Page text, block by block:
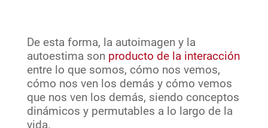
De esta forma, la autoimagen y la
autoestima son producto de la interacción
entre lo que somos, cómo nos vemos,
cómo nos ven los demás y cómo vemos
que nos ven los demás, siendo conceptos
dinámicos y permutables a lo largo de la
vida.